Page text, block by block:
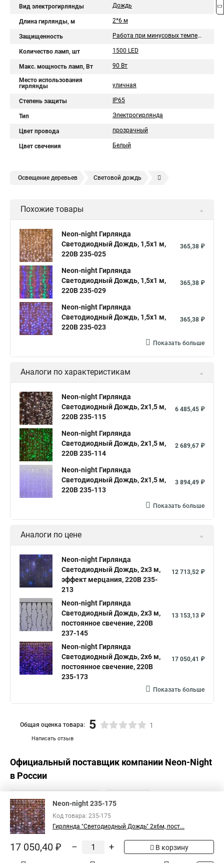
Вид электрогирлянды Дождь
Длина гирлянды, м 2*6 м
Защищенность Работа при минусовых температурах
Количество ламп, шт 1500 LED
Макс. мощность ламп, Вт 90 Вт
Место использования
гирлянды
уличная
Степень защиты IP65
Тип Электрогирлянда
Цвет провода прозрачный
Цвет свечения Белый
Освещение деревьев Световой дождь
Похожие товары
Neon-night Гирлянда
Светодиодный Дождь, 1,5х1 м,
220В 235-025
365,38 ₽
Neon-night Гирлянда
Светодиодный Дождь, 1,5х1 м,
220В 235-029
365,38 ₽
Neon-night Гирлянда
Светодиодный Дождь, 1,5х1 м,
220В 235-023
365,38 ₽
Показать больше
Аналоги по характеристикам
Neon-night Гирлянда
Светодиодный Дождь, 2х1,5 м,
220В 235-115
6 485,45 ₽
Neon-night Гирлянда
Светодиодный Дождь, 2х1,5 м,
220В 235-114
2 689,67 ₽
Neon-night Гирлянда
Светодиодный Дождь, 2х1,5 м,
220В 235-113
3 894,49 ₽
Показать больше
Аналоги по цене
Neon-night Гирлянда
Светодиодный Дождь, 2х3 м,
эффект мерцания, 220В 235-
213
12 713,52 ₽
Neon-night Гирлянда
Светодиодный Дождь, 2х3 м,
постоянное свечение, 220В
237-145
13 153,13 ₽
Neon-night Гирлянда
Светодиодный Дождь, 2х6 м,
постоянное свечение, 220В
235-173
17 050,41 ₽
Показать больше
Написать отзыв
Общая оценка товара: 5 1
Официальный поставщик компании Neon-Night
в России
Neon-night 235-175
Код товара: 235-175
Гирлянда "Светодиодный Дождь" 2х6м, пост...
17 050,40 ₽ – + В корзину